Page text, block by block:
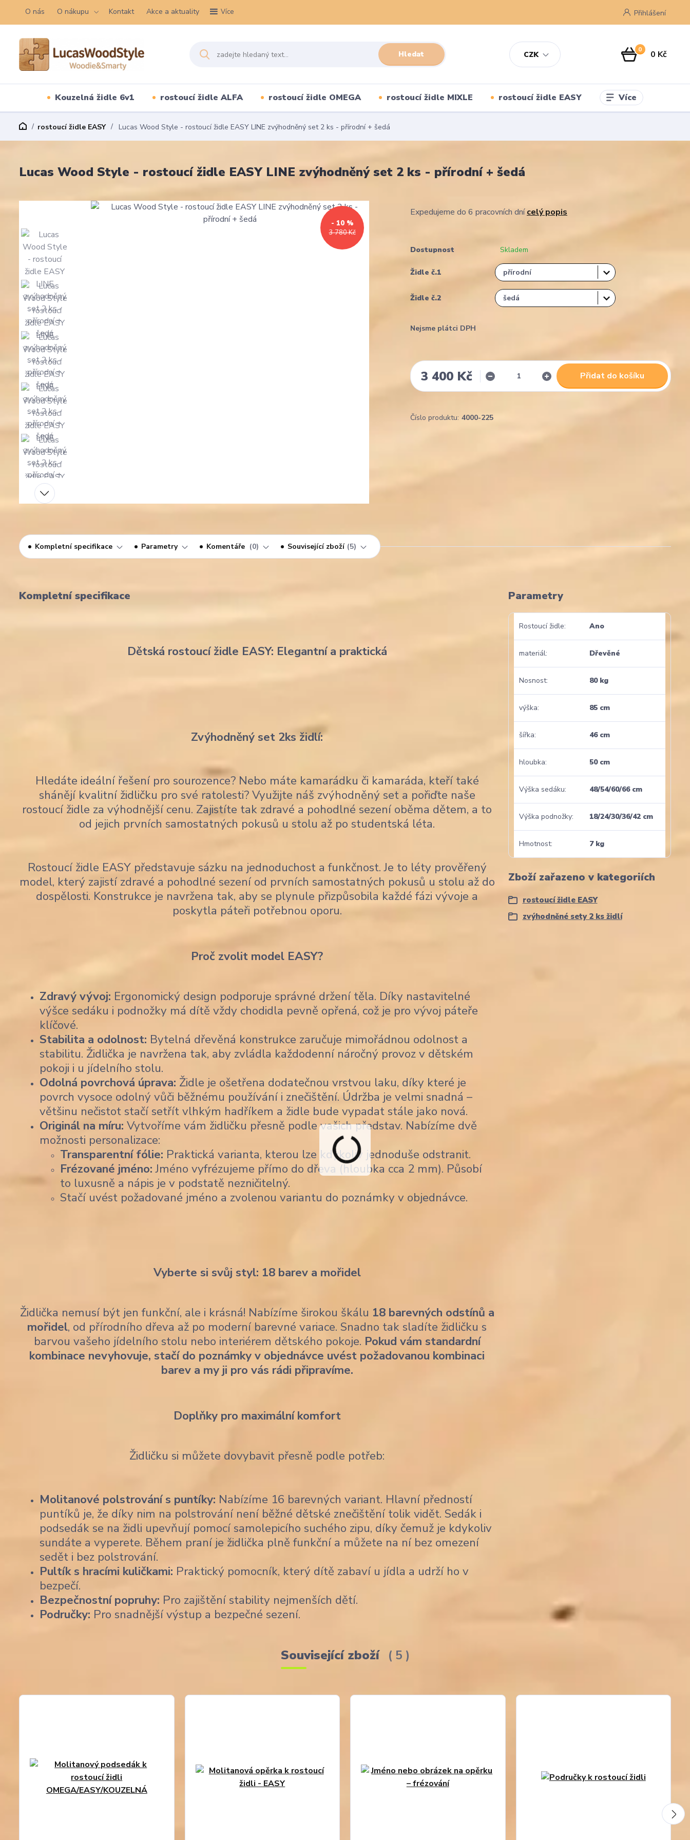
O nás O nákupu Kontakt Akce a aktuality Více
CZK
Přihlášení
Hledat 0 0 Kč
Kouzelná židle 6v1 rostoucí židle ALFA rostoucí židle OMEGA rostoucí židle MIXLE rostoucí židle EASY Více
rostoucí židle EASY Lucas Wood Style - rostoucí židle EASY LINE zvýhodněný set 2 ks - přírodní + šedá
Lucas Wood Style - rostoucí židle EASY LINE zvýhodněný set 2 ks - přírodní + šedá
3 780 Kč
- 10 %
Expedujeme do 6 pracovních dnícelý popis
Dostupnost Skladem
Židle č.1
Židle č.2
Nejsme plátci DPH
3 400 Kč Přidat do košíku
Číslo produktu: 4000-225
Kompletní specifikace Parametry Komentáře 0 Související zboží 5
Kompletní specifikace
Dětská rostoucí židle EASY: Elegantní a praktická
Zvýhodněný set 2ks židlí:
Hledáte ideální řešení pro sourozence? Nebo máte kamarádku či kamaráda, kteří také
shánějí kvalitní židličku pro své ratolesti? Využijte náš zvýhodněný set a pořiďte naše
rostoucí židle za výhodnější cenu. Zajistíte tak zdravé a pohodlné sezení oběma dětem, a to
od jejich prvních samostatných pokusů u stolu až po studentská léta.
Rostoucí židle EASY představuje sázku na jednoduchost a funkčnost. Je to léty prověřený
model, který zajistí zdravé a pohodlné sezení od prvních samostatných pokusů u stolu až do
dospělosti. Konstrukce je navržena tak, aby se plynule přizpůsobila každé fázi vývoje a
poskytla páteři potřebnou oporu.
Proč zvolit model EASY?
Zdravý vývoj: Ergonomický design podporuje správné držení těla. Díky nastavitelné
výšce sedáku i podnožky má dítě vždy chodidla pevně opřená, což je pro vývoj páteře
klíčové.
Stabilita a odolnost: Bytelná dřevěná konstrukce zaručuje mimořádnou odolnost a
stabilitu. Židlička je navržena tak, aby zvládla každodenní náročný provoz v dětském
pokoji i u jídelního stolu.
Odolná povrchová úprava: Židle je ošetřena dodatečnou vrstvou laku, díky které je
povrch vysoce odolný vůči běžnému používání i znečištění. Údržba je velmi snadná –
většinu nečistot stačí setřít vlhkým hadříkem a židle bude vypadat stále jako nová.
Originál na míru: Vytvoříme vám židličku přesně podle vašich představ. Nabízíme dvě
možnosti personalizace:
Transparentní fólie: Praktická varianta, kterou lze kdykoliv jednoduše odstranit.
Frézované jméno:Jméno vyfrézujeme přímo do dřeva (hloubka cca 2 mm). Působí
to luxusně a nápis je v podstatě nezničitelný.
Stačí uvést požadované jméno a zvolenou variantu do poznámky v objednávce.
Vyberte si svůj styl: 18 barev a mořidel
Židlička nemusí být jen funkční, ale i krásná! Nabízíme širokou škálu 18 barevných odstínů a
mořidel, od přírodního dřeva až po moderní barevné variace. Snadno tak sladíte židličku s
barvou vašeho jídelního stolu nebo interiérem dětského pokoje. Pokud vám standardní
kombinace nevyhovuje, stačí do poznámky v objednávce uvést požadovanou kombinaci
barev a my ji pro vás rádi připravíme.
Doplňky pro maximální komfort
Židličku si můžete dovybavit přesně podle potřeb:
Molitanové polstrování s puntíky: Nabízíme 16 barevných variant. Hlavní předností
puntíků je, že díky nim na polstrování není běžné dětské znečištění tolik vidět. Sedák i
podsedák se na židli upevňují pomocí samolepicího suchého zipu, díky čemuž je kdykoliv
sundáte a vyperete. Během praní je židlička plně funkční a můžete na ní bez omezení
sedět i bez polstrování.
Pultík s hracími kuličkami: Praktický pomocník, který dítě zabaví u jídla a udrží ho v
bezpečí.
Bezpečnostní popruhy: Pro zajištění stability nejmenších dětí.
Područky: Pro snadnější výstup a bezpečné sezení.
Parametry
Rostoucí židle Ano
materiál Dřevěné
Nosnost 80 kg
výška 85 cm
šířka 46 cm
hloubka 50 cm
Výška sedáku 48/54/60/66 cm
Výška podnožky 18/24/30/36/42 cm
Hmotnost 7 kg
Zboží zařazeno v kategoriích
rostoucí židle EASY
zvýhodněné sety 2 ks židlí
Související zboží 5